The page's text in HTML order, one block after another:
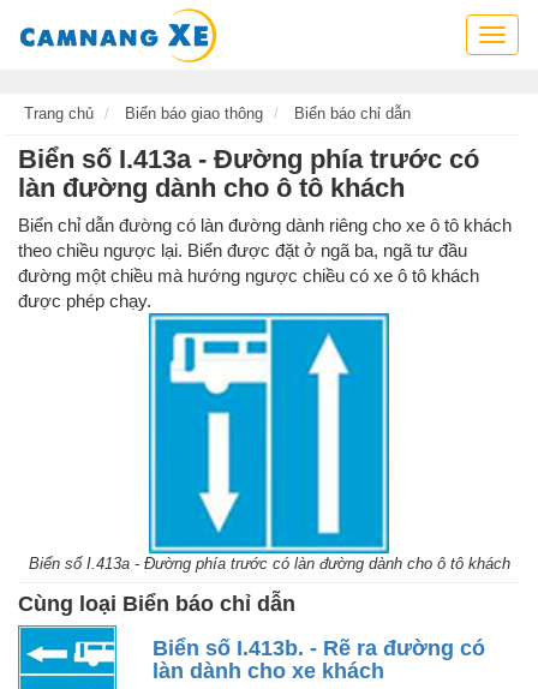
Cẩm
xe,
Trang chủ Biển báo giao thông Biển báo chỉ dẫn
Biển số I.413a - Đường phía trước có
làn đường dành cho ô tô khách
Biển chỉ dẫn đường có làn đường dành riêng cho xe ô tô khách
theo chiều ngược lại. Biển được đặt ở ngã ba, ngã tư đầu
đường một chiều mà hướng ngược chiều có xe ô tô khách
được phép chạy.
Biển số I.413a - Đường phía trước có làn đường dành cho ô tô khách
Cùng loại Biển báo chỉ dẫn
Biển số I.413b. - Rẽ ra đường có
làn dành cho xe khách